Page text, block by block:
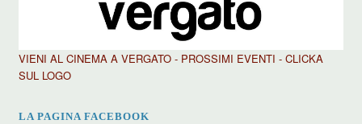
VIENI AL CINEMA A VERGATO - PROSSIMI EVENTI - CLICKA
SUL LOGO
LA PAGINA FACEBOOK